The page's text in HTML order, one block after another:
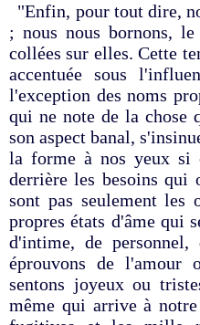
"Enfin, pour tout dire,
; nous nous bornons,
collées sur elles. Cette
accentuée sous
l'exception des noms
qui ne note de la chose
son aspect banal,
la forme à nos yeux si
derrière les besoins
sont pas seulement les
propres états d'âme qui
d'intime, de personnel,
éprouvons de l'amour
sentons joyeux ou
même qui arrive à